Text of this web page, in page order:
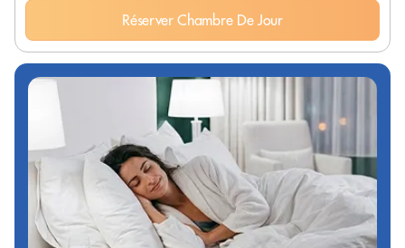
Réserver Chambre De Jour